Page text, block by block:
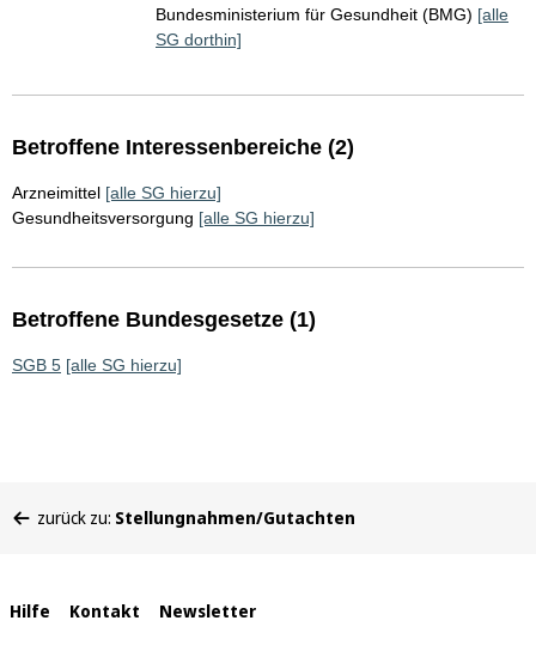
Bundesministerium für Gesundheit (BMG) [alle
SG dorthin]
Betroffene Interessenbereiche (2)
Arzneimittel [alle SG hierzu]
Gesundheitsversorgung [alle SG hierzu]
Betroffene Bundesgesetze (1)
SGB 5 [alle SG hierzu]
befinden
zurück zu: Stellungnahmen/Gutachten
Interne
Hilfe Kontakt Newsletter